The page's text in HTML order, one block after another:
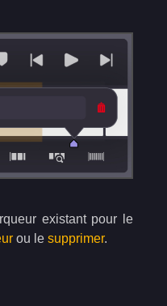
existant pour le
ou lesupprimer.